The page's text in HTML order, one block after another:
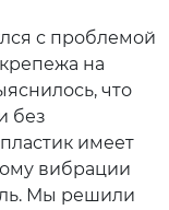
с проблемой
на
что
без
имеет
вибрации
Мы решили